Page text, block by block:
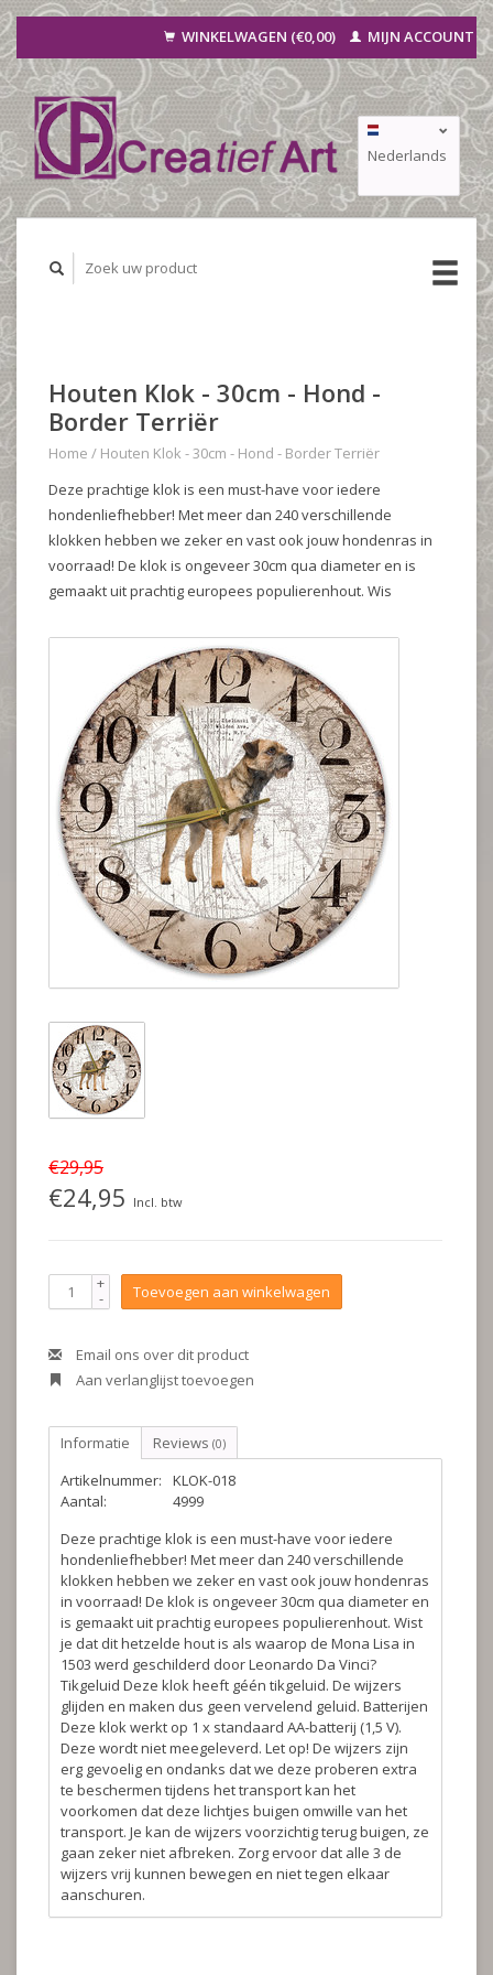
WINKELWAGEN (€0,00) MIJN ACCOUNT
Nederlands
Deutsch
Houten Klok - 30cm - Hond -
Border Terriër
Home / Houten Klok - 30cm - Hond - Border Terriër
Deze prachtige klok is een must-have voor iedere
hondenliefhebber! Met meer dan 240 verschillende
klokken hebben we zeker en vast ook jouw hondenras in
voorraad! De klok is ongeveer 30cm qua diameter en is
gemaakt uit prachtig europees populierenhout. Wis
€29,95
€24,95 Incl. btw
+
- Toevoegen aan winkelwagen
Email ons over dit product
Aan verlanglijst toevoegen
Informatie Reviews (0)
Artikelnummer:
KLOK-018
Aantal:
4999
Deze prachtige klok is een must-have voor iedere
hondenliefhebber! Met meer dan 240 verschillende
klokken hebben we zeker en vast ook jouw hondenras
in voorraad! De klok is ongeveer 30cm qua diameter en
is gemaakt uit prachtig europees populierenhout. Wist
je dat dit hetzelde hout is als waarop de Mona Lisa in
1503 werd geschilderd door Leonardo Da Vinci?
Tikgeluid Deze klok heeft géén tikgeluid. De wijzers
glijden en maken dus geen vervelend geluid. Batterijen
Deze klok werkt op 1 x standaard AA-batterij (1,5 V).
Deze wordt niet meegeleverd. Let op! De wijzers zijn
erg gevoelig en ondanks dat we deze proberen extra
te beschermen tijdens het transport kan het
voorkomen dat deze lichtjes buigen omwille van het
transport. Je kan de wijzers voorzichtig terug buigen, ze
gaan zeker niet afbreken. Zorg ervoor dat alle 3 de
wijzers vrij kunnen bewegen en niet tegen elkaar
aanschuren.